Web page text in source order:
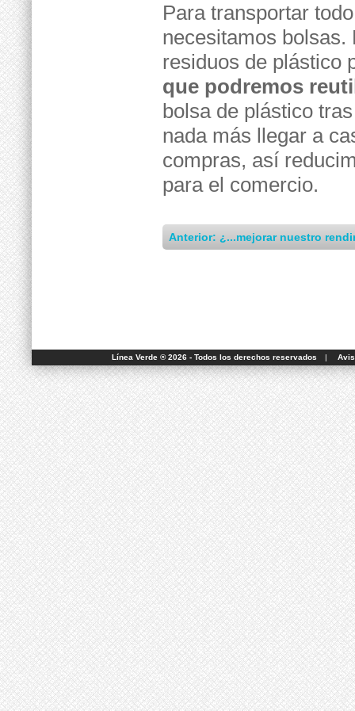
Para transportar
necesitamos
residuos de plástico
que podremos
bolsa de plástico
nada más llegar a
compras, así
para el comercio.
Anterior: ¿...mejorar nuestro
Línea Verde ® 2026 - Todos los derechos reservados |